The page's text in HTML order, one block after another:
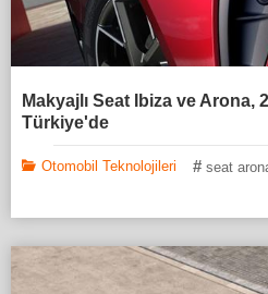
Makyajlı Seat Ibiza ve Arona,
Türkiye'de
Otomobil Teknolojileri # seat